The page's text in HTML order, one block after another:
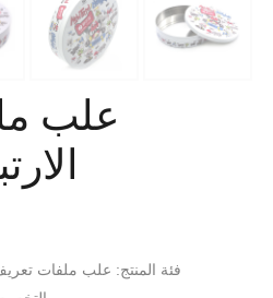
علب
فئة المنتج: علب ملفات